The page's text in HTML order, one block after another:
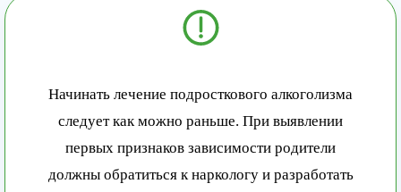
Начинать лечение подросткового алкоголизма
следует как можно раньше. При выявлении
первых признаков зависимости родители
должны обратиться к наркологу и разработать